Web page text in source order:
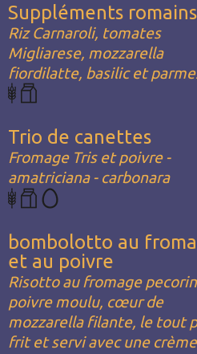
Suppléments romains
Riz Carnaroli, tomates
Migliarese, mozzarella
fiordilatte, basilic et
Trio de canettes
Fromage Tris et poivre -
amatriciana - carbonara
bombolotto au
et au poivre
Risotto au fromage
poivre moulu, cœur de
mozzarella filante, le tout
frit et servi avec une crème